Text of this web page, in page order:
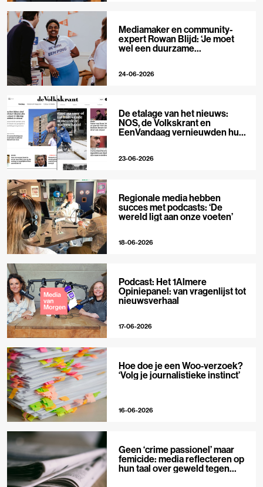
Mediamaker en community-
expert Rowan Blijd: ‘Je moet
wel een duurzame
24-06-2026
De etalage van het nieuws:
NOS, de Volkskrant en
EenVandaag vernieuwden hun
23-06-2026
Regionale media hebben
succes met podcasts: ‘De
wereld ligt aan onze voeten’
18-06-2026
Podcast: Het 1Almere
Opiniepanel: van vragenlijst tot
nieuwsverhaal
17-06-2026
Hoe doe je een Woo-verzoek?
‘Volg je journalistieke instinct’
16-06-2026
Geen ‘crime passionel’ maar
femicide: media reflecteren op
hun taal over geweld tegen